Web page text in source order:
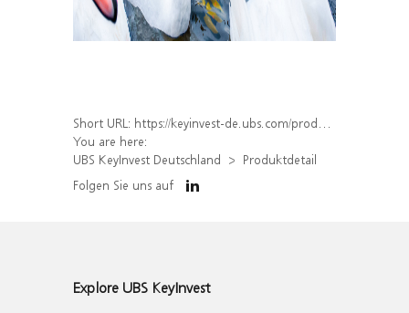
Short URL: https://keyinvest-de.ubs.com/produkt/detail/index/isin/DE000WA8GAN4
You are here:
UBS KeyInvest Deutschland
Produktdetail
Folgen Sie uns auf
Explore UBS KeyInvest